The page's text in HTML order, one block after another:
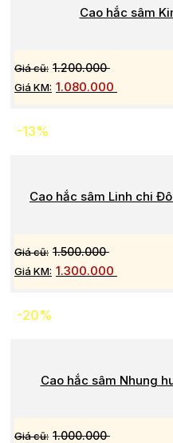
Cao hắc sâm
1.200.000
1.080.000
-13%
Cao hắc sâm Linh chi
1.500.000
1.300.000
-20%
Cao hắc sâm Nhung
1.000.000